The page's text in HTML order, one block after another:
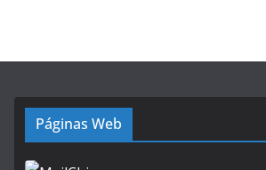
Páginas Web